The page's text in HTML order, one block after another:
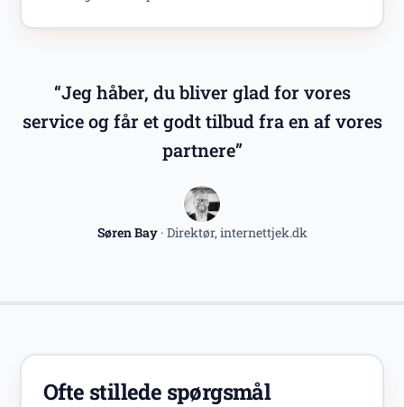
“Jeg håber, du bliver glad for vores
service og får et godt tilbud fra en af vores
partnere”
Søren Bay · Direktør, internettjek.dk
Ofte stillede spørgsmål